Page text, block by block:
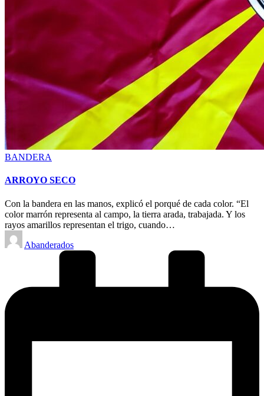
Posted
BANDERA
ARROYO SECO
Con la bandera en las manos, explicó el porqué de cada color. “El
color marrón representa al campo, la tierra arada, trabajada. Y los
rayos amarillos representan el trigo, cuando…
Posted
by
Abanderados